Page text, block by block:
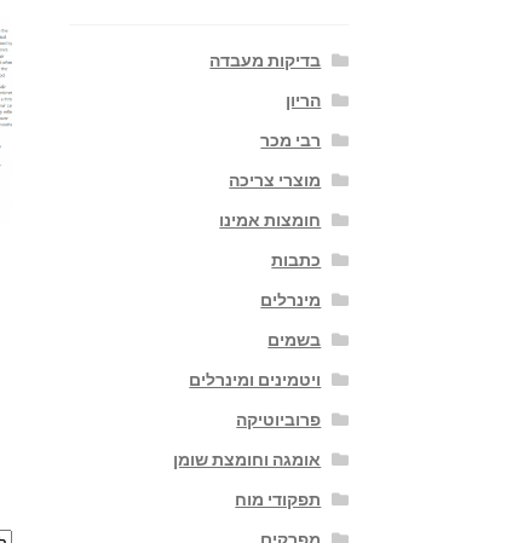
בדיקות מעבדה
הריון
רבי מכר
מוצרי צריכה
חומצות אמינו
כתבות
מינרלים
בשמים
ויטמינים ומינרלים
פרוביוטיקה
אומגה וחומצת שומן
תפקודי מוח